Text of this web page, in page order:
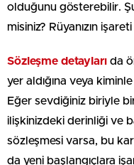
olduğunu gösterebilir.
misiniz? Rüyanızın
Sözleşme detayları da
yer aldığına veya
Eğer sevdiğiniz biriyle
ilişkinizdeki derinliği ve
sözleşmesi varsa, bu
da yeni başlangıçlara